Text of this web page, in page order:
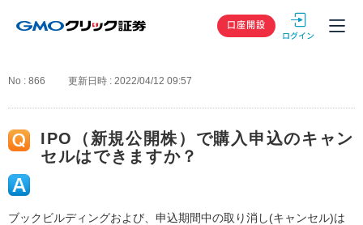
GMOクリック
口座開設
No : 866 更新日時 : 2022/04/12 09:57
IPO（新規公開株）で購入申込のキャン
セルはできますか？
ブックビルディングおよび、申込期間中の取り消し(キャンセル)は